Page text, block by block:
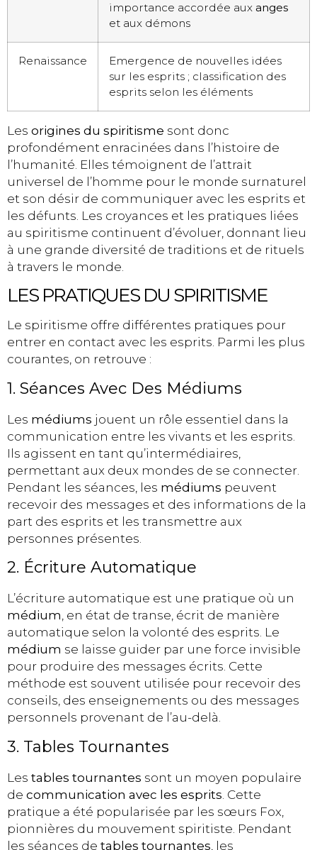
importance accordée aux anges
et aux démons
Renaissance
Emergence de nouvelles idées
sur les esprits ; classification des
esprits selon les éléments
Les origines du spiritisme sont donc
profondément enracinées dans l’histoire de
l’humanité. Elles témoignent de l’attrait
universel de l’homme pour le monde surnaturel
et son désir de communiquer avec les esprits et
les défunts. Les croyances et les pratiques liées
au spiritisme continuent d’évoluer, donnant lieu
à une grande diversité de traditions et de rituels
à travers le monde.
LES PRATIQUES DU SPIRITISME
Le spiritisme offre différentes pratiques pour
entrer en contact avec les esprits. Parmi les plus
courantes, on retrouve :
1. Séances Avec Des Médiums
Les médiums jouent un rôle essentiel dans la
communication entre les vivants et les esprits.
Ils agissent en tant qu’intermédiaires,
permettant aux deux mondes de se connecter.
Pendant les séances, les médiums peuvent
recevoir des messages et des informations de la
part des esprits et les transmettre aux
personnes présentes.
2. Écriture Automatique
L’écriture automatique est une pratique où un
médium, en état de transe, écrit de manière
automatique selon la volonté des esprits. Le
médium se laisse guider par une force invisible
pour produire des messages écrits. Cette
méthode est souvent utilisée pour recevoir des
conseils, des enseignements ou des messages
personnels provenant de l’au-delà.
3. Tables Tournantes
Les tables tournantes sont un moyen populaire
de communication avec les esprits . Cette
pratique a été popularisée par les sœurs Fox,
pionnières du mouvement spiritiste. Pendant
les séances de tables tournantes , les